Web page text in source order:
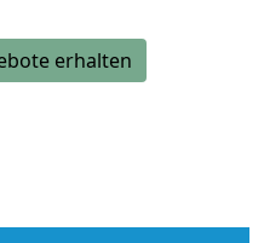
erhalten